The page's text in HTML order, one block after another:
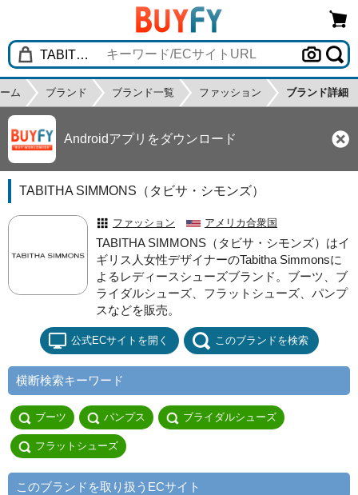
ム ブランド ブランド一覧 ファッション ブランド詳細
Androidアプリをダウンロード
TABITHA SIMMONS（タビサ・シモンズ）
ファッション アメリカ合衆国
TABITHA SIMMONS（タビサ・シモンズ）はイ
ギリス人女性デザイナーのTabitha Simmonsに
よるレディースシューズブランド。ブーツ、ブ
ライダルシューズ、フラットシューズ、パンプ
スなどを販売。
公式ECサイトを開く このブランドを検索
横断検索キーワード
ブーツ パンプス ブライダルシューズ
フラットシューズ
このブランドを取り扱うECサイト